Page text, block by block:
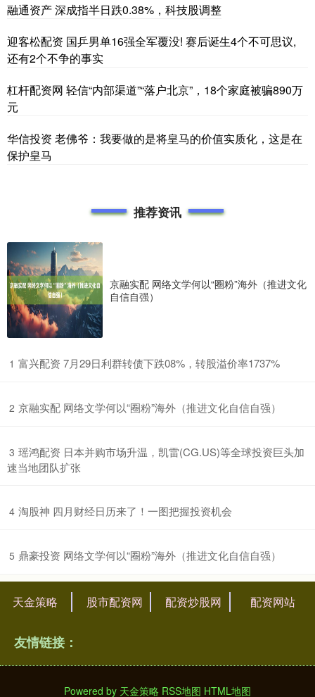
融通资产 深成指半日跌0.38%，科技股调整
迎客松配资 国乒男单16强全军覆没! 赛后诞生4个不可思议,
还有2个不争的事实
杠杆配资网 轻信“内部渠道”“落户北京”，18个家庭被骗890万
元
华信投资 老佛爷：我要做的是将皇马的价值实质化，这是在
保护皇马
推荐资讯
京融实配 网络文学何以“圈粉”海外（推进文化
自信自强）
1 ​富兴配资 7月29日利群转债下跌08%，转股溢价率1737%
2 ​京融实配 网络文学何以“圈粉”海外（推进文化自信自强）
3 ​瑶鸿配资 日本并购市场升温，凯雷(CG.US)等全球投资巨头加
速当地团队扩张
4 ​淘股神 四月财经日历来了！一图把握投资机会
5 ​鼎豪投资 网络文学何以“圈粉”海外（推进文化自信自强）
天金策略 股市配资网 配资炒股网 配资网站
友情链接：
Powered by 天金策略 RSS地图 HTML地图